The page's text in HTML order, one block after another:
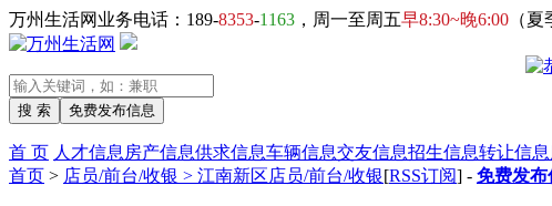
万州生活网业务电话：189-8353-1163 ，周一至周五早8:30~晚6:00 （夏
首 页 人才信息 房产信息供求信息车辆信息交友信息招生信息转让信息
首页 > 店员/前台/收银 > 江南新区店员/前台/收银[RSS订阅] - 免费发